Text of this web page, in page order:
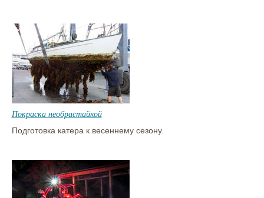
Покраска необрастайкой
Подготовка катера к весеннему сезону.